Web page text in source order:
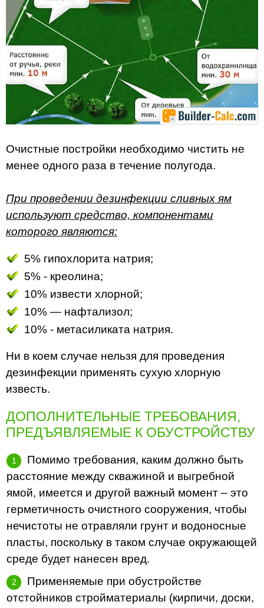
Очистные постройки необходимо чистить не
менее одного раза в течение полугода.
При проведении дезинфекции сливных ям
используют средство, компонентами
которого являются:
5% гипохлорита натрия;
5% - креолина;
10% извести хлорной;
10% — нафтализол;
10% - метасиликата натрия.
Ни в коем случае нельзя для проведения
дезинфекции применять сухую хлорную
известь.
ДОПОЛНИТЕЛЬНЫЕ ТРЕБОВАНИЯ,
ПРЕДЪЯВЛЯЕМЫЕ К ОБУСТРОЙСТВУ
Помимо требования, каким должно быть
расстояние между скважиной и выгребной
ямой, имеется и другой важный момент – это
герметичность очистного сооружения, чтобы
нечистоты не отравляли грунт и водоносные
пласты, поскольку в таком случае окружающей
среде будет нанесен вред.
Применяемые при обустройстве
отстойников стройматериалы (кирпичи, доски,